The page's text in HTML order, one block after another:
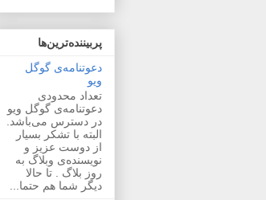
پربیننده‌ترین‌ها
دعوتنامه‌ی گوگل
ویو
تعداد محدودی
دعوتنامه‌ی گوگل ویو
در دسترس می‌باشد.
البته با تشکر بسیار
از دوست عزیز و
نویسنده‌ی وبلاگ به
روز بلاگ . تا حالا
دیگر شما هم حتما...